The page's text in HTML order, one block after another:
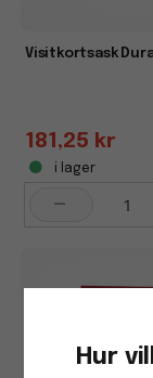
Visitkortsask
181,25 kr
i lager
-
Hur